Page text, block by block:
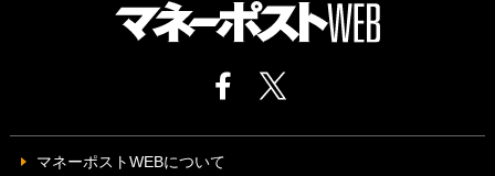
マネーポストWEBについて